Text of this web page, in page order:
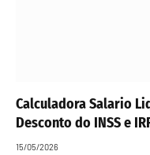
Calculadora Salario
Desconto do INSS e
15/05/2026